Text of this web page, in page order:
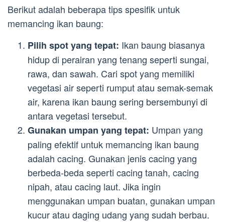
Berikut adalah beberapa tips spesifik untuk
memancing ikan baung:
Pilih spot yang tepat: Ikan baung biasanya
hidup di perairan yang tenang seperti sungai,
rawa, dan sawah. Cari spot yang memiliki
vegetasi air seperti rumput atau semak-semak
air, karena ikan baung sering bersembunyi di
antara vegetasi tersebut.
Gunakan umpan yang tepat: Umpan yang
paling efektif untuk memancing ikan baung
adalah cacing. Gunakan jenis cacing yang
berbeda-beda seperti cacing tanah, cacing
nipah, atau cacing laut. Jika ingin
menggunakan umpan buatan, gunakan umpan
kucur atau daging udang yang sudah berbau.